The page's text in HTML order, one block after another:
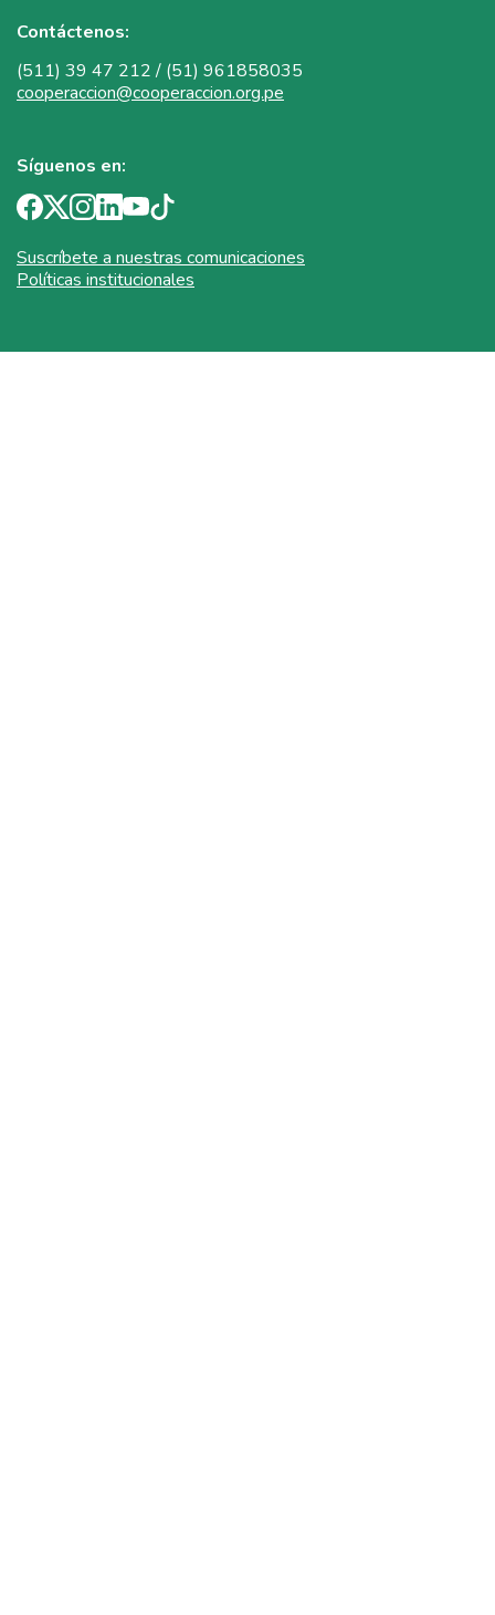
Contáctenos:
(511) 39 47 212 / (51) 961858035
cooperaccion@cooperaccion.org.pe
Síguenos en:
Suscríbete a nuestras comunicaciones
Políticas institucionales